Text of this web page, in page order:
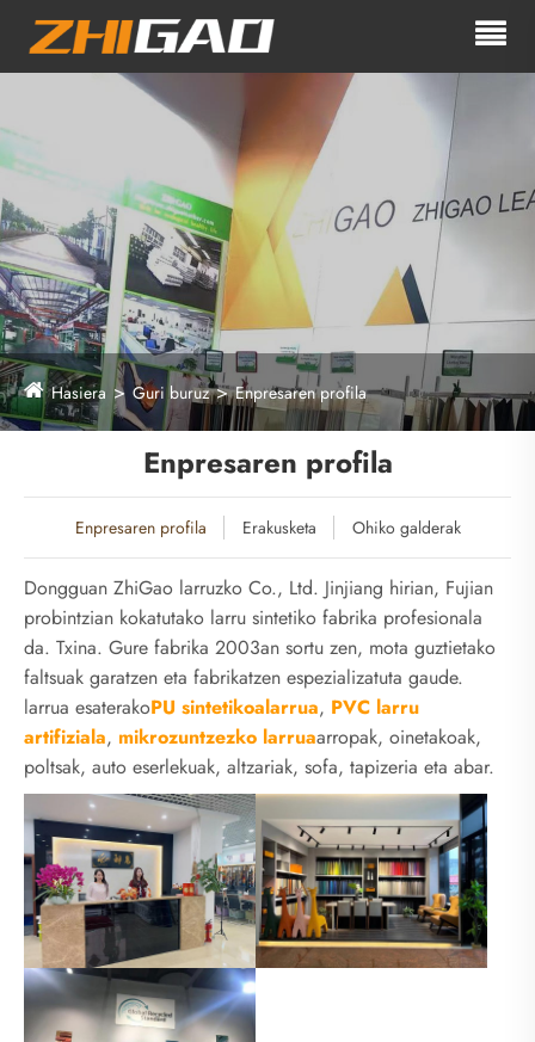
Hasiera Guri buruz Enpresaren profila
Enpresaren profila
Enpresaren profila Erakusketa Ohiko galderak
Dongguan ZhiGao larruzko Co., Ltd. Jinjiang hirian, Fujian
probintzian kokatutako larru sintetiko fabrika profesionala
da. Txina. Gure fabrika 2003an sortu zen, mota guztietako
faltsuak garatzen eta fabrikatzen espezializatuta gaude.
larrua esaterakoPU sintetikoalarrua, PVC larru
artifiziala, mikrozuntzezko larruaarropak, oinetakoak,
poltsak, auto eserlekuak, altzariak, sofa, tapizeria eta abar.